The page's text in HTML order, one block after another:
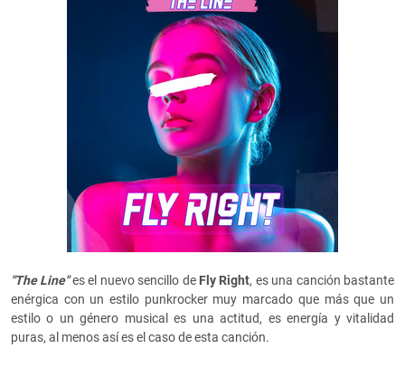
"The Line"es el nuevo sencillo de Fly Right, es una canción bastante
enérgica con un estilo punkrocker muy marcado que más que un
estilo o un género musical es una actitud, es energía y vitalidad
puras, al menos así es el caso de esta canción.